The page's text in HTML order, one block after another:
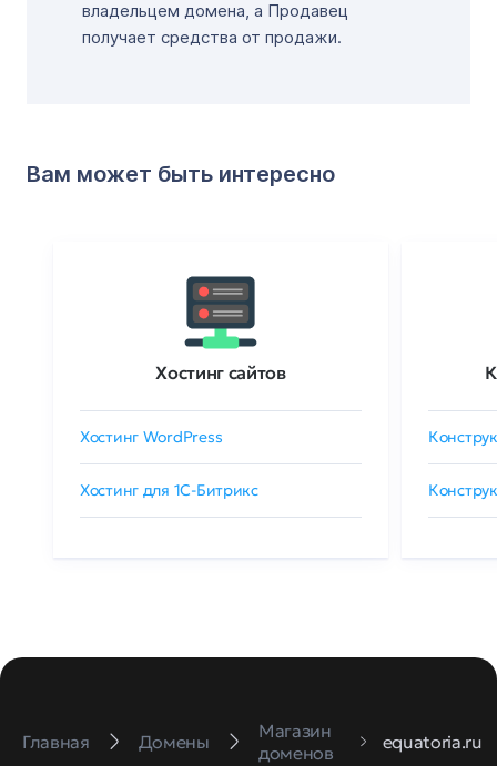
владельцем домена, а Продавец
получает средства от продажи.
Вам может быть интересно
Хостинг сайтов
Хостинг WordPress
Хостинг для 1C-Битрикс
Главная Домены
Магазин
доменов
equatoria.ru